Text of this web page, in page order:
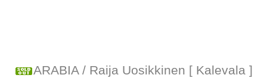
ARABIA / Raija Uosikkinen [ Kalevala ]